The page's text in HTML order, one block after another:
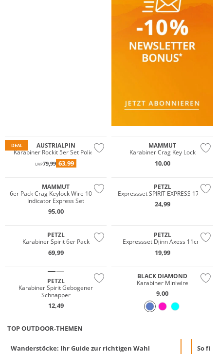
DEAL
AUSTRIALPIN
Karabiner Rockit 5er Set Poliert
UVP79,99 63,99
MAMMUT
Karabiner Crag Key Lock
10,00
MAMMUT
6er Pack Crag Keylock Wire 10 cm
Indicator Express Set
95,00
PETZL
Expressset SPIRIT EXPRESS 17cm
24,99
PETZL
Karabiner Spirit 6er Pack
69,99
PETZL
Expressset Djinn Axess 11cm
19,99
PETZL
Karabiner Spirit Gebogener
Schnapper
12,49
BLACK DIAMOND
Karabiner Miniwire
9,00
TOP OUTDOOR-THEMEN
Wanderstöcke: Ihr Guide zur richtigen Wahl
So